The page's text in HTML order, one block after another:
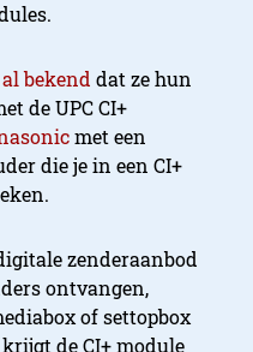
bekend dat ze hun
de UPC CI+
met een
die je in een CI+
zenderaanbod
ontvangen,
of settopbox
de CI+ module